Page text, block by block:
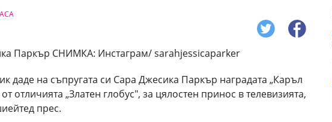
даде на съпругата си Сара Джесика Паркър наградата „Каръл
отличията „Златен глобус", за цялостен принос в телевизията,
прес.